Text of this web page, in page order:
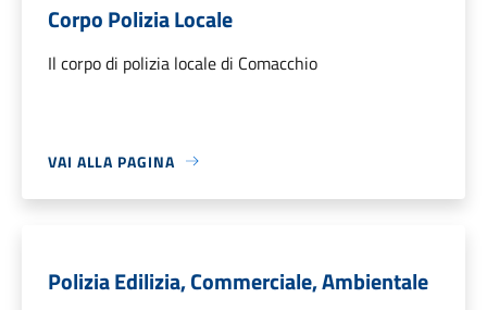
Corpo Polizia Locale
Il corpo di polizia locale di Comacchio
VAI ALLA PAGINA
Polizia Edilizia, Commerciale, Ambientale